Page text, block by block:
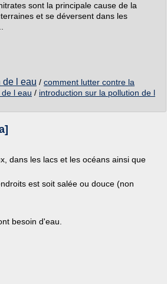
sont la principale cause de la
et se déversent dans les
de l eau / comment lutter contre la
l eau / introduction sur la pollution de l
dans les lacs et les océans ainsi que
est soit salée ou douce (non
besoin d'eau.